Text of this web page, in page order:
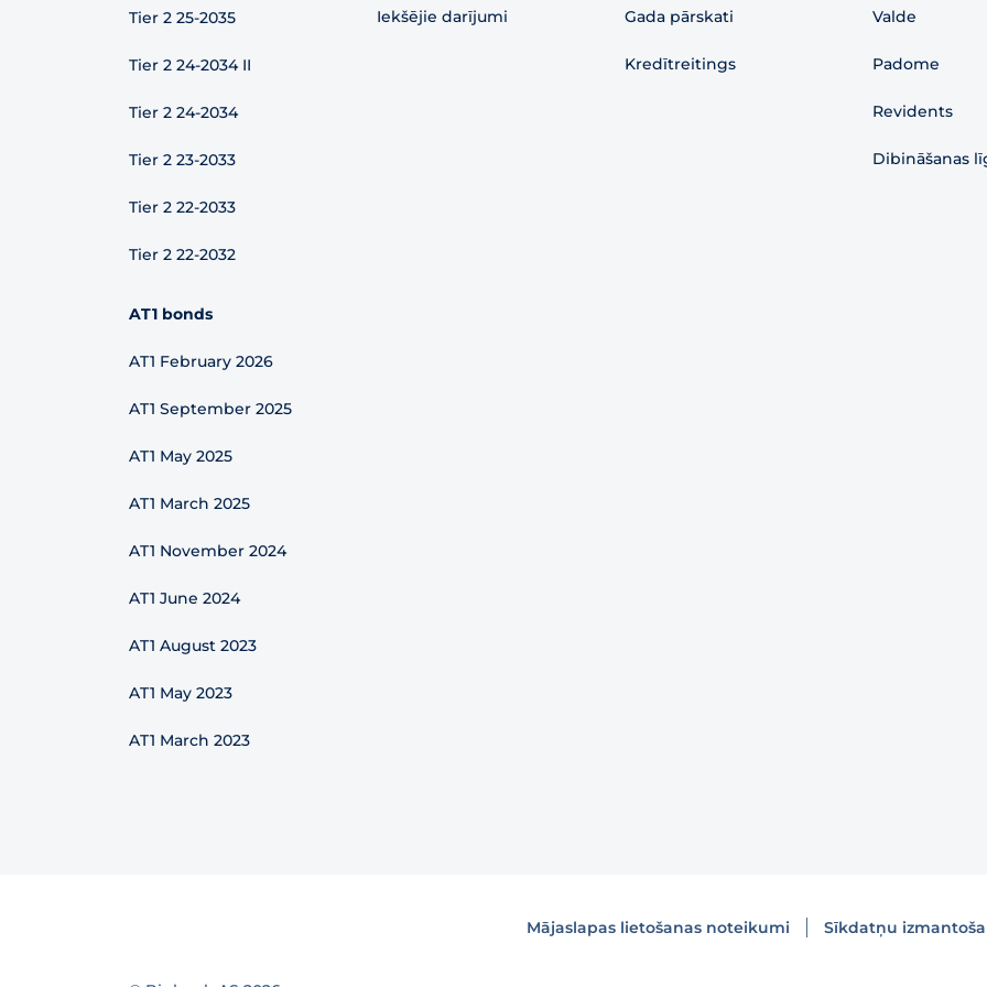
Tier 2 25-2035
Tier 2 24-2034 II
Tier 2 24-2034
Tier 2 23-2033
Tier 2 22-2033
Tier 2 22-2032
AT1 bonds
AT1 February 2026
AT1 September 2025
AT1 May 2025
AT1 March 2025
AT1 November 2024
AT1 June 2024
AT1 August 2023
AT1 May 2023
AT1 March 2023
Iekšējie darījumi Gada pārskati
Kredītreitings
Valde
Padome
Revidents
Dibināšanas
Mājaslapas lietošanas noteikumi Sīkdatņu